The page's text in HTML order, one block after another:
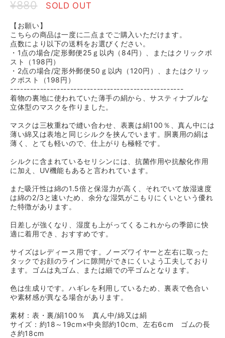
¥880 SOLD OUT
【お願い】
こちらの商品は一度に二点までご購入いただけます。
点数により以下の送料をお選びください。
・1点の場合/定形郵便25ｇ以内（84円）、またはクリックポ
スト（198円）
・2点の場合/定形外郵便50ｇ以内（120円）、またはクリッ
クポスト（198円）
----------------------------------------------------
着物の裏地に使われていた薄手の絹から、サスティナブルな
立体型のマスクを作りました。
マスクは三枚重ねで縫い合わせ、表裏は絹100％、真ん中には
薄い綿又は表地と同じシルクを挟んでいます。胴裏用の絹は
薄く、とても軽いので、仕上がりも極軽です。
シルクに含まれているセリシンには、抗菌作用や抗酸化作用
に加え、UV機能もあると言われています。
また吸汗性は綿の1.5倍と保湿力が高く、それでいて放湿速度
は綿の2/3と速いため、余分な湿気がこもりにくいという優れ
た特徴があります。
日差しが強くなり、湿度も上がってくるこれからの季節に快
適に着用でき、おすすめです。
サイズはレディース用です。ノーズワイヤーと左右に取った
タックでお顔のラインに隙間ができにくいよう工夫しており
ます。ゴムは丸ゴム、または細での平ゴムとなります。
色は生成りです。ハギレを利用しているため、裏表で色合い
や素材感が異なる場合があります。
素材：表・裏/絹100％ 真ん中/綿又は絹
サイズ：約18～19cm×中央部約10cm、左右6cm ゴムの長
さ約18cm